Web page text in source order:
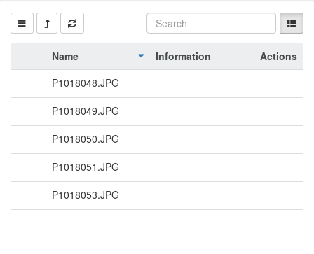
Name Information
Actions
P1018048.JPG
P1018049.JPG
P1018050.JPG
P1018051.JPG
P1018053.JPG